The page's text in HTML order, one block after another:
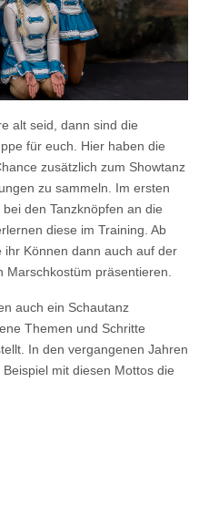
alt seid, dann sind die
für euch. Hier haben die
zusätzlich zum Showtanz
zu sammeln. Im ersten
den Tanzknöpfen an die
diese im Training. Ab
Können dann auch auf der
präsentieren.
auch ein Schautanz
Themen und Schritte
In den vergangenen Jahren
mit diesen Mottos die